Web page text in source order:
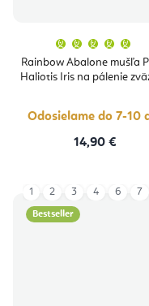
Rainbow Abalone mušľa
Haliotis Iris na pálenie
je
Odosielame do 7-10
14,90 €
Bestseller
1 2 3 4 6 7